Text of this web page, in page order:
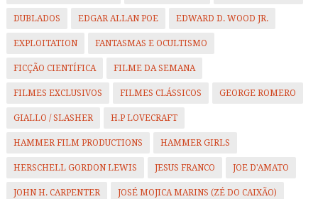
DUBLADOS EDGAR ALLAN POE EDWARD D. WOOD JR.
EXPLOITATION FANTASMAS E OCULTISMO
FICÇÃO CIENTÍFICA FILME DA SEMANA
FILMES EXCLUSIVOS FILMES CLÁSSICOS GEORGE ROMERO
GIALLO / SLASHER H.P LOVECRAFT
HAMMER FILM PRODUCTIONS HAMMER GIRLS
HERSCHELL GORDON LEWIS JESUS FRANCO JOE D'AMATO
JOHN H. CARPENTER JOSÉ MOJICA MARINS (ZÉ DO CAIXÃO)